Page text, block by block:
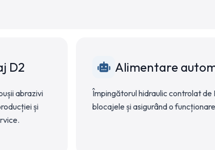
D2
abrazivi
și
Alimentare
Împingătorul hidraulic controlat
blocajele și asigurând o